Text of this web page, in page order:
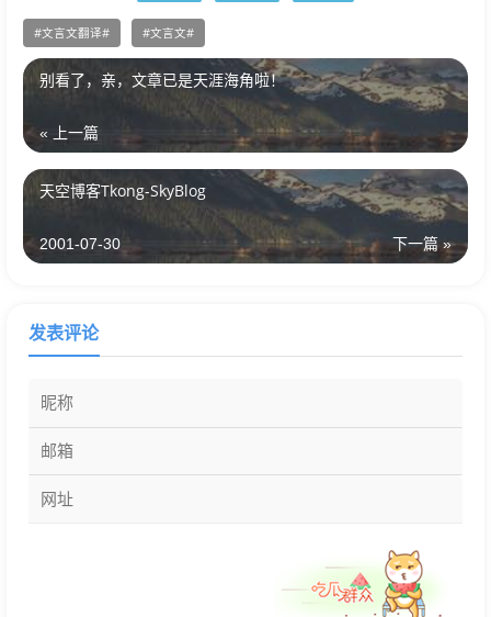
文言文翻译 文言文
别看了，亲，文章已是天涯海角啦！
« 上一篇
天空博客Tkong-SkyBlog
下一篇 »
2001-07-30
发表评论